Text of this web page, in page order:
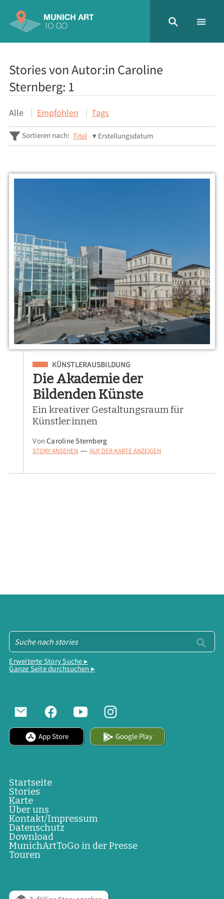
Stories von Autor:in Caroline
Sternberg: 1
Alle Empfohlen Tags
Sortieren nach: Titel Erstellungsdatum
Eingeordnet unter
KÜNSTLERAUSBILDUNG
Die Akademie der
Bildenden Künste
Ein kreativer Gestaltungsraum für
Künstler:innen
VonCaroline Sternberg
STORY ANSEHEN — AUF DER KARTE ANZEIGEN
Erweiterte Story Suche ▸
Ganze Seite durchsuchen ▸
App Store Google Play
Startseite
Stories
Karte
Über uns
Kontakt/Impressum
Datenschutz
Download
MunichArtToGo in der Presse
Touren